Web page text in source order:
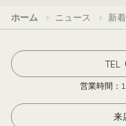
ホーム ニュース 新
TEL
営業時間：
来